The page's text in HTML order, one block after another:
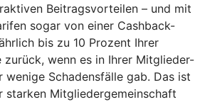
Beitragsvorteilen – und mit
sogar von einer Cashback-
bis zu 10 Prozent Ihrer
zurück, wenn es in Ihrer Mitglieder-
wenige Schadensfälle gab. Das ist
starken Mitgliedergemeinschaft